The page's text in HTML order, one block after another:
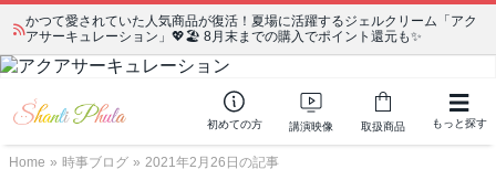
かつて愛されていた人気商品が復活！夏場に活躍するジェルクリーム「アク
アサーキュレーション」💖🏖️ 8月末までの購入でポイント還元も✨
初めての方 講演映像 取扱商品 もっと探す
Home » 時事ブログ » 2021年2月26日の記事